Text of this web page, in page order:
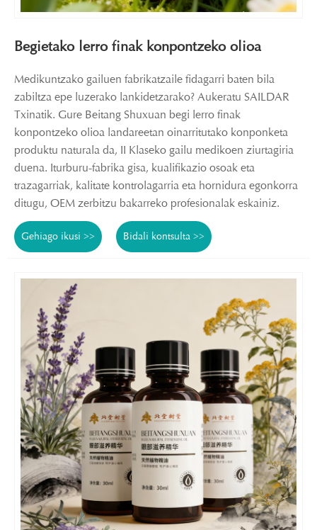
Begietako lerro finak konpontzeko olioa
Medikuntzako gailuen fabrikatzaile fidagarri baten bila
zabiltza epe luzerako lankidetzarako? Aukeratu SAILDAR
Txinatik. Gure Beitang Shuxuan begi lerro finak
konpontzeko olioa landareetan oinarritutako konponketa
produktu naturala da, II Klaseko gailu medikoen ziurtagiria
duena. Iturburu-fabrika gisa, kualifikazio osoak eta
trazagarriak, kalitate kontrolagarria eta hornidura egonkorra
ditugu, OEM zerbitzu bakarreko profesionalak eskainiz.
Gehiago ikusi >> Bidali kontsulta >>